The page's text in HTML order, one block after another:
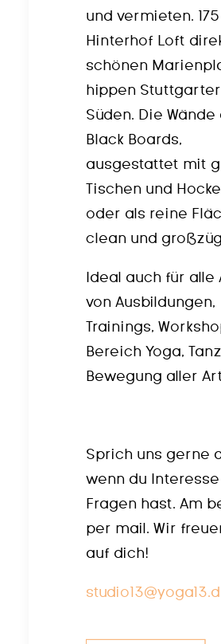
und vermieten.
Hinterhof Loft
schönen
hippen Stuttgarter
Süden. Die Wände
Black Boards,
ausgestattet mit
Tischen und
oder als reine
clean und
Ideal auch für alle
von Ausbildungen,
Trainings,
Bereich Yoga,
Bewegung aller
Sprich uns gerne
wenn du Interesse
Fragen hast. Am
per mail. Wir
auf dich!